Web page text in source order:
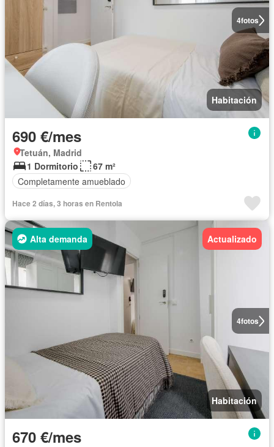
4fotos
Habitación
690 €/mes
Tetuán, Madrid
1 Dormitorio
67 m²
Completamente amueblado
Hace 2 días, 3 horas en Rentola
4fotos
Alta demanda Actualizado
Habitación
670 €/mes